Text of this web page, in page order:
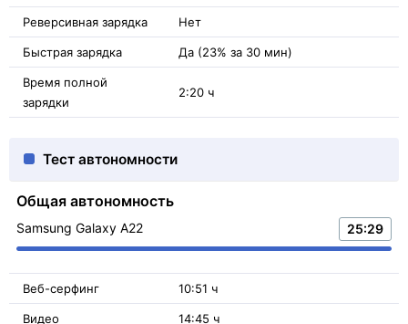
Реверсивная зарядка Нет
Быстрая зарядка Да (23% за 30 мин)
Время полной
зарядки
2:20 ч
Тест автономности
Общая автономность
Samsung Galaxy A22 25:29
Веб-серфинг 10:51 ч
Видео 14:45 ч